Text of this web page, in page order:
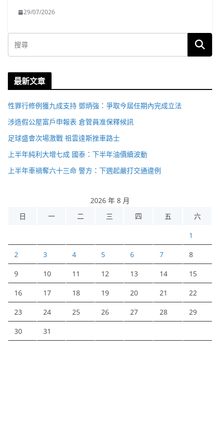
29/07/2026
最新文章
性罪行修例獲九成支持 鄧炳強：爭取今屆任期內完成立法
涉造假公屋富戶申報表 倉管員准保釋候訊
足球盛會次場激戰 祖雲達斯挫車路士
上半年純利大增七成 國泰：下半年油價續波動
上半年車禍奪六十三命 警方：下週起嚴打交通違例
2026 年 8 月
日
一 二 三 四 五 六
1
2 3 4 5 6 7 8
9 10 11 12 13 14 15
16 17 18 19 20 21 22
23 24 25 26 27 28 29
30 31